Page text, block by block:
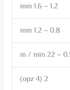
1.2 – 1.6 mm
0.8 – 1.2 mm
0.5 –
2 (4 opz)